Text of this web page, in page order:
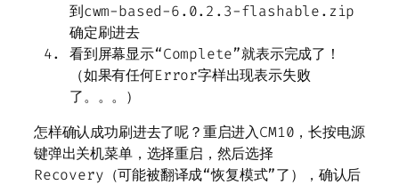
到cwm-based-6.0.2.3-flashable.zip
确定刷进去
看到屏幕显示“Complete”就表示完成了！
（如果有任何Error字样出现表示失败
了。。。）
怎样确认成功刷进去了呢？重启进入CM10，长按电源
键弹出关机菜单，选择重启，然后选择
Recovery（可能被翻译成“恢复模式”了），确认后